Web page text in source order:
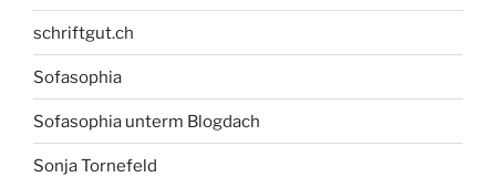
schriftgut.ch
Sofasophia
Sofasophia unterm Blogdach
Sonja Tornefeld